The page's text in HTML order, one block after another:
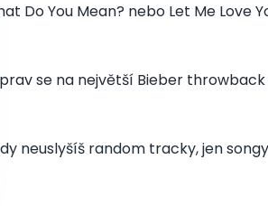
Do You Mean? nebo Let Me Love
se na největší Bieber throwback
neuslyšíš random tracky, jen